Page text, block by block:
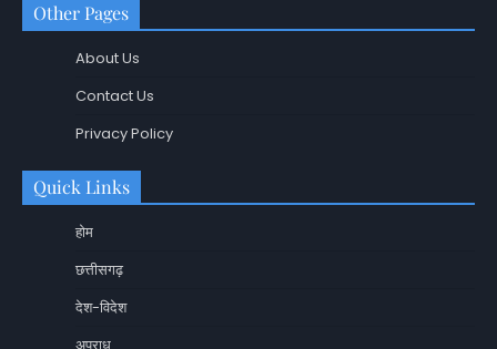
Other Pages
About Us
Contact Us
Privacy Policy
Quick Links
होम
छत्तीसगढ़
देश-विदेश